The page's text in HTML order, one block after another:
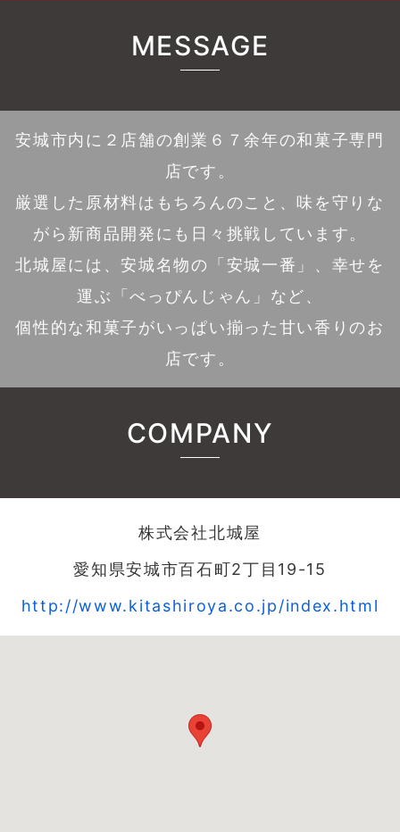
MESSAGE
安城市内に２店舗の創業６７余年の和菓子専門
店です。
厳選した原材料はもちろんのこと、味を守りな
がら新商品開発にも日々挑戦しています。
北城屋には、安城名物の「安城一番」、幸せを
運ぶ「べっぴんじゃん」など、
個性的な和菓子がいっぱい揃った甘い香りのお
店です。
COMPANY
株式会社北城屋
愛知県安城市百石町2丁目19-15
http://www.kitashiroya.co.jp/index.html